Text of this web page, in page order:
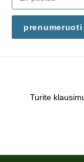
prenumeruoti
Turite